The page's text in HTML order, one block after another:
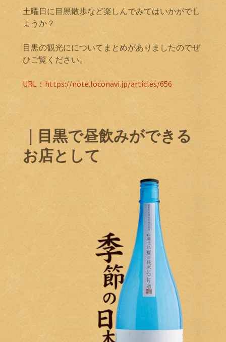
土曜日に目黒散歩など楽しんでみてはいかがでし
ょうか？
目黒の観光にについてまとめがありましたのでぜ
ひご覧ください。
URL：https://note.loconavi.jp/articles/656
｜目黒で昼飲みができる
お店として